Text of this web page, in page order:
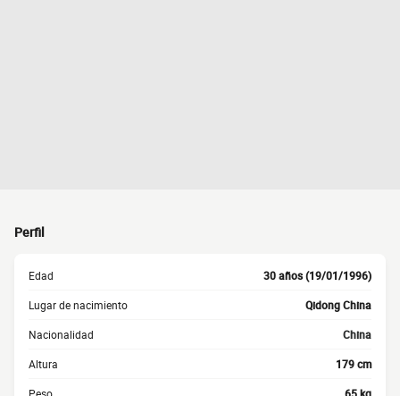
Perfil
Edad 30 años (19/01/1996)
Lugar de nacimiento Qidong China
Nacionalidad China
Altura 179 cm